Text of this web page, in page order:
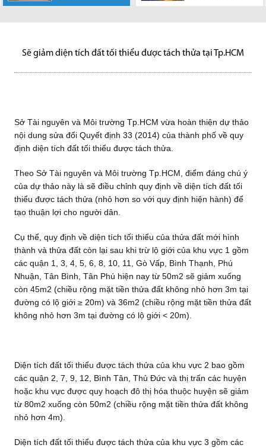
Hàng loạt dự án
tài chính, có
UBND TP.HCM
tế đang tăng
Sở Tài nguyên và
Sẽ giảm diện tích đất tối thiểu được tách thửa tại Tp.HCM
Sở Tài nguyên và Môi trường Tp.HCM vừa hoàn thiện dự thảo
nội dung sửa đổi Quyết định 33 (2014) của thành phố về quy
định diện tích đất tối thiểu được tách thửa.
Theo Sở Tài nguyên và Môi trường Tp.HCM, điểm đáng chú ý
của dự thảo này là sẽ điều chỉnh quy định về diện tích đất tối
thiểu được tách thửa (nhỏ hơn so với quy định hiện hành) để
tạo thuận lợi cho người dân.
Cụ thể, quy định về diện tích tối thiểu của thửa đất mới hình
thành và thửa đất còn lại sau khi trừ lộ giới của khu vực 1 gồm
các quận 1, 3, 4, 5, 6, 8, 10, 11, Gò Vấp, Bình Thạnh, Phú
Nhuận, Tân Bình, Tân Phú hiện nay từ 50m2 sẽ giảm xuống
còn 45m2 (chiều rộng mặt tiền thửa đất không nhỏ hơn 3m tại
đường có lộ giới ≥ 20m) và 36m2 (chiều rộng mặt tiền thửa đất
không nhỏ hơn 3m tại đường có lộ giới < 20m).
Diện tích đất tối thiểu được tách thửa của khu vực 2 bao gồm
các quận 2, 7, 9, 12, Bình Tân, Thủ Đức và thị trấn các huyện
hoặc khu vực được quy hoạch đô thị hóa thuộc huyện sẽ giảm
từ 80m2 xuống còn 50m2 (chiều rộng mặt tiền thửa đất không
nhỏ hơn 4m).
Diện tích đất tối thiểu được tách thửa của khu vực 3 gồm các